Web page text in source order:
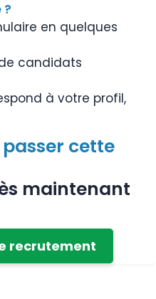
en quelques
candidats
à votre profil,
passer cette
maintenant
recrutement